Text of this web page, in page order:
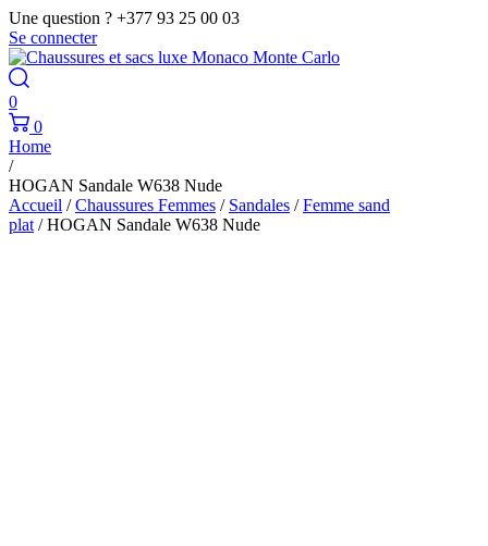
Une question ? +377 93 25 00 03
Se connecter
0
0
Home
/
HOGAN Sandale W638 Nude
Accueil /Chaussures Femmes / Sandales /Femme sand
plat / HOGAN Sandale W638 Nude